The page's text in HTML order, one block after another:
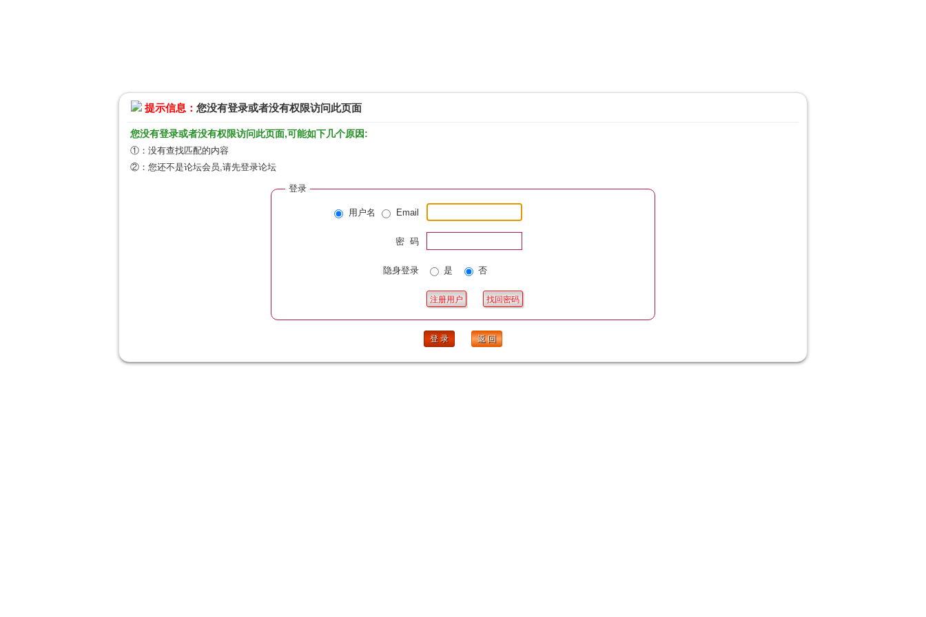
提示信息： 您没有登录或者没有权限访问此页面
您没有登录或者没有权限访问此页面,可能如下几个原因:
①：没有查找匹配的内容
②：您还不是论坛会员,请先登录论坛
登录
用户名 Email
密 码
隐身登录 是 否